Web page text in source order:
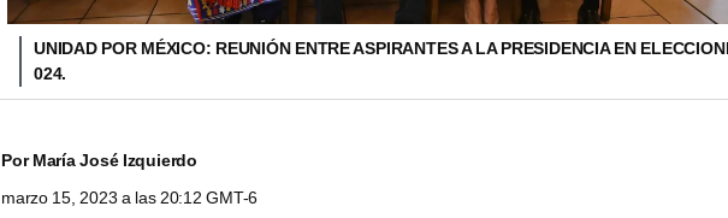
UNIDAD POR MÉXICO: REUNIÓN ENTRE ASPIRANTES A LA PRESIDENCIA EN
024.
PorMaría José Izquierdo
marzo 15, 2023 a las 20:12 GMT-6